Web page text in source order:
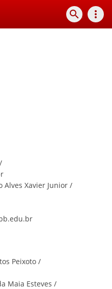
search more_vert
Alves Xavier Junior /
Peixoto /
Maia Esteves /